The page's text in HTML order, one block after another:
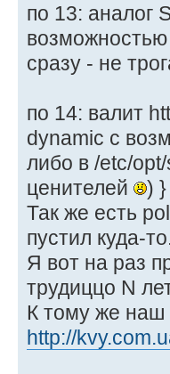
по 13: аналог
сразу - не
по 14: валит
dynamic с
либо в /etc/
ценителей
) }
Так же есть
пустил куда-
Я вот на раз
трудиццо N
К тому же наш
http://